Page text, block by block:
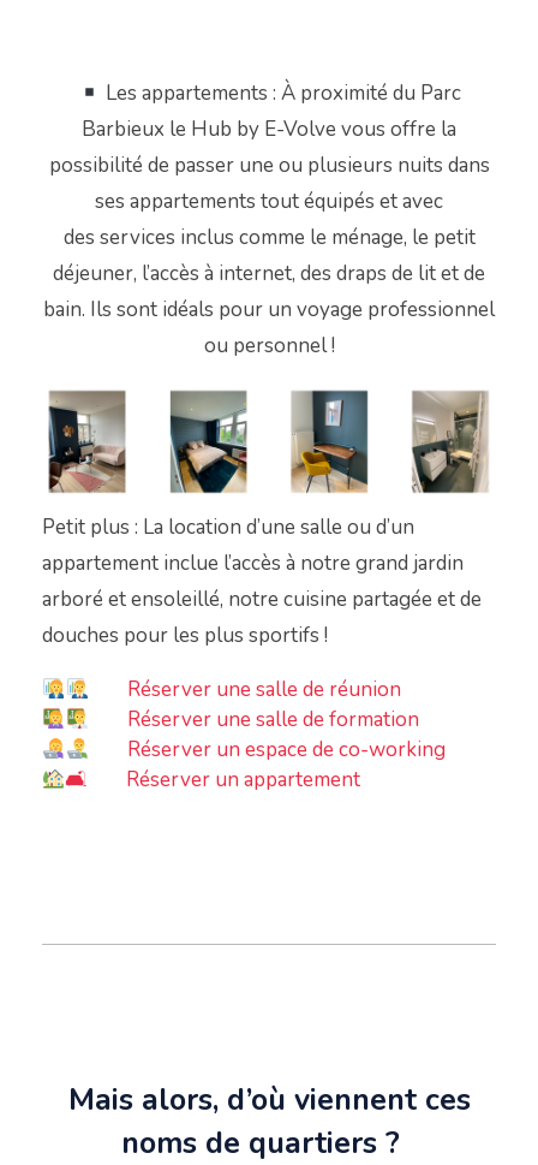
Les appartements : Àproximité du Parc
Barbieux le Hub by E-Volve vous offre la
possibilité de passer une ou plusieurs nuits dans
ses appartements tout équipés et avec
des services inclus comme le ménage, le petit
déjeuner, l’accès à internet, des draps de lit et de
bain. Ils sont idéals pour un voyage professionnel
ou personnel !
Petit plus : La location d’une salle ou d’un
appartement inclue l’accès à notre grand jardin
arboré et ensoleillé, notre cuisine partagée et de
douches pour les plus sportifs !
Réserver une salle de réunion
Réserver une salle de formation
Réserver un espace de co-working
🛋 Réserver un appartement
Mais alors, d’où viennent ces
noms de quartiers ?